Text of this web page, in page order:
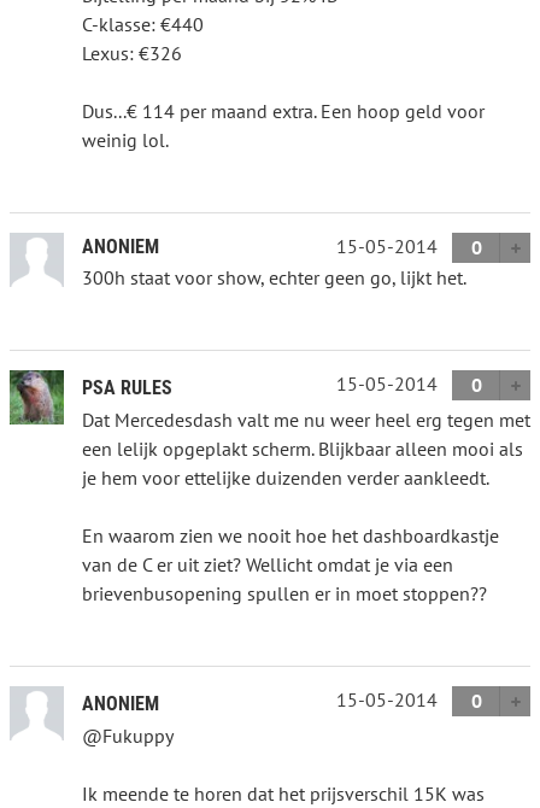
C-klasse: €440
Lexus: €326
Dus...€ 114 per maand extra. Een hoop geld voor
weinig lol.
ANONIEM 15-05-2014
0
300h staat voor show, echter geen go, lijkt het.
PSA RULES 15-05-2014
0
Dat Mercedesdash valt me nu weer heel erg tegen met
een lelijk opgeplakt scherm. Blijkbaar alleen mooi als
je hem voor ettelijke duizenden verder aankleedt.
En waarom zien we nooit hoe het dashboardkastje
van de C er uit ziet? Wellicht omdat je via een
brievenbusopening spullen er in moet stoppen??
ANONIEM 15-05-2014
0
@Fukuppy
Ik meende te horen dat het prijsverschil 15K was